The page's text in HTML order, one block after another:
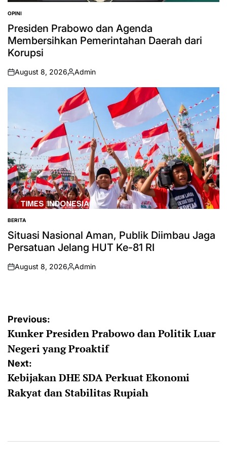
POSTED
IN
OPINI
Presiden Prabowo dan Agenda
Membersihkan Pemerintahan Daerah dari
Korupsi
on
August 8, 2026
Posted
by
Admin
POSTED
IN
BERITA
Situasi Nasional Aman, Publik Diimbau Jaga
Persatuan Jelang HUT Ke-81 RI
on
August 8, 2026
Posted
Admin
Post
navigation
Previous:
Kunker Presiden Prabowo dan Politik Luar
Negeri yang Proaktif
Next:
Kebijakan DHE SDA Perkuat Ekonomi
Rakyat dan Stabilitas Rupiah